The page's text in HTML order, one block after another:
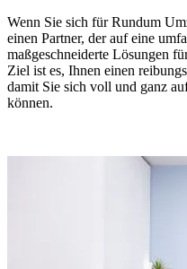
Wenn Sie sich für Rundum
einen Partner, der auf eine
maßgeschneiderte Lösungen
Ziel ist es, Ihnen einen
damit Sie sich voll und ganz
können.